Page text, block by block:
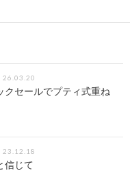
26.03.20
クセールでプティ式重ね
23.12.18
信じて